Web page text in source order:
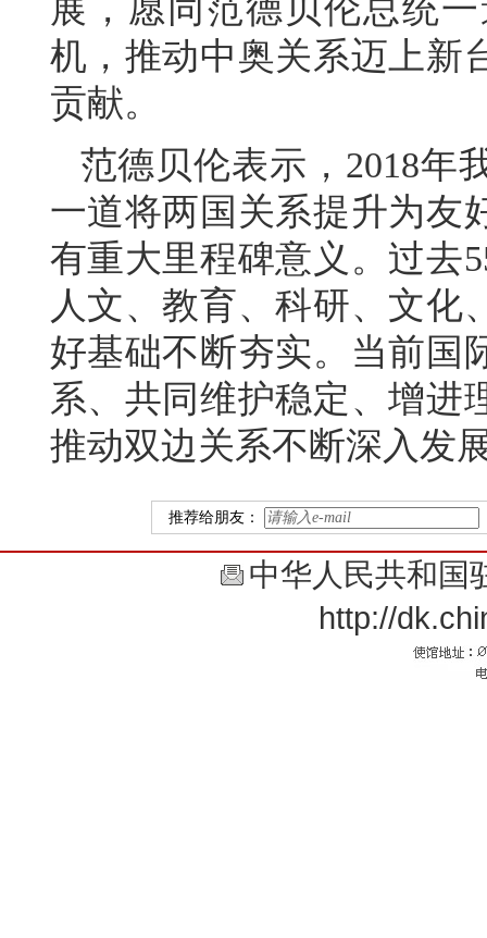
展，愿同范德贝伦总统
机，推动中奥关系迈上新
贡献。
范德贝伦表示，2018年
一道将两国关系提升为友
有重大里程碑意义。过去
人文、教育、科研、文化
好基础不断夯实。当前国
系、共同维护稳定、增进
推动双边关系不断深入发
推荐给朋友：
中华人民共和国
http://